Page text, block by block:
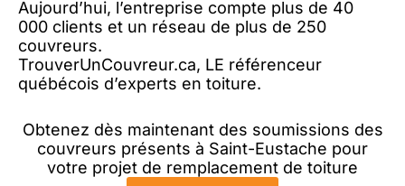
Aujourd’hui, l’entreprise compte plus de 40
000 clients et un réseau de plus de 250
couvreurs.
TrouverUnCouvreur.ca, LE référenceur
québécois d’experts en toiture.
Obtenez dès maintenant des soumissions des
couvreurs présents à Saint-Eustache pour
votre projet de remplacement de toiture